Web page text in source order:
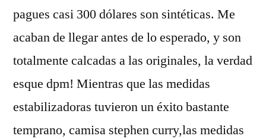
pagues casi 300 dólares son sintéticas. Me
acaban de llegar antes de lo esperado, y son
totalmente calcadas a las originales, la verdad
esque dpm! Mientras que las medidas
estabilizadoras tuvieron un éxito bastante
temprano, camisa stephen curry,las medidas